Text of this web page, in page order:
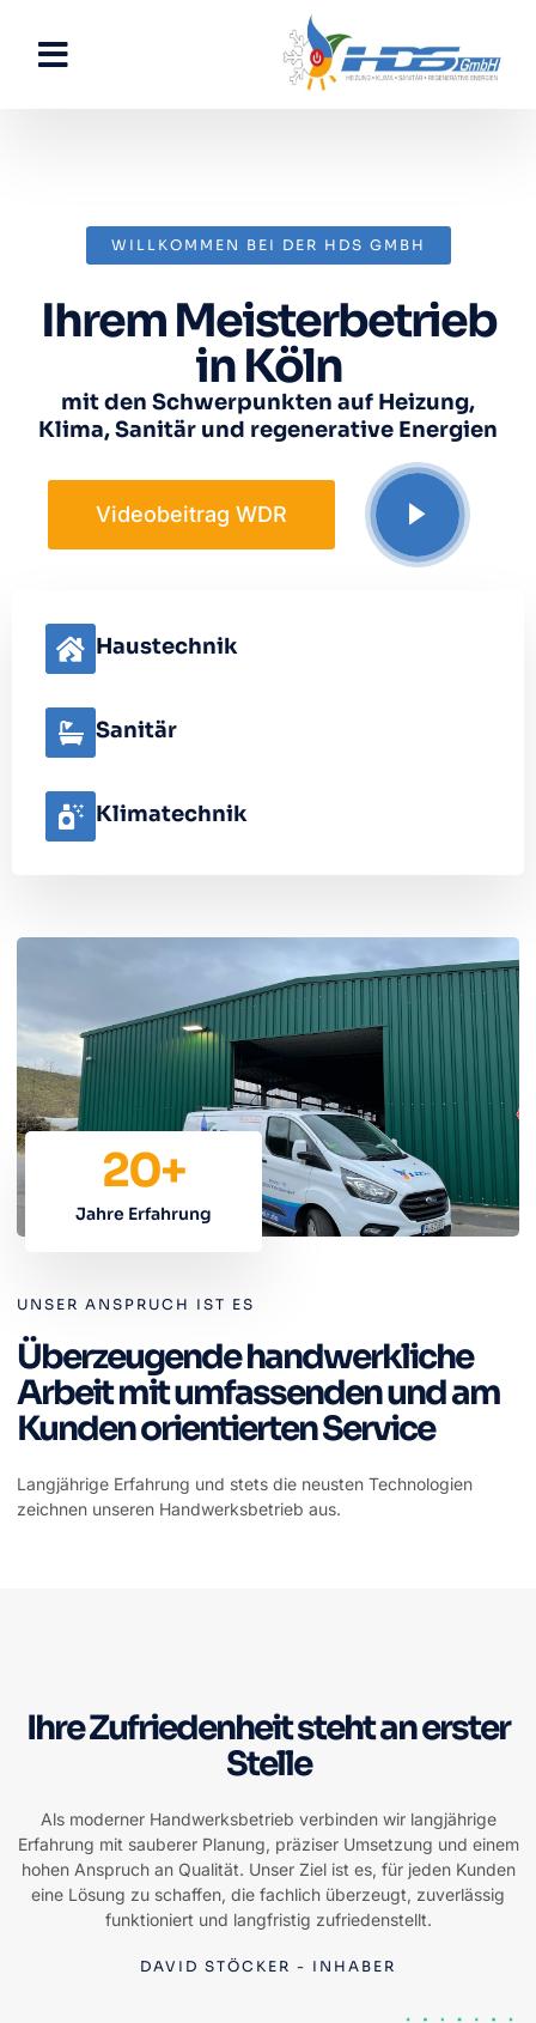
WILLKOMMEN BEI DER HDS GMBH
Ihrem Meister­betrieb
in Köln
mit den Schwerpunkten auf Heizung,
Klima, Sanitär und regenerative Energien
Videobeitrag WDR
Haustechnik
Sanitär
Klimatechnik
Jahre Erfahrung
20+
UNSER ANSPRUCH IST ES
Überzeugende handwerkliche
Arbeit mit umfassenden und am
Kunden orien­tierten Service
Langjährige Erfahrung und stets die neusten Technologien
zeichnen unseren Handwerksbetrieb aus.
Ihre Zufriedenheit steht an erster
Stelle
Als moderner Handwerksbetrieb verbinden wir langjährige
Erfahrung mit sauberer Planung, präziser Umsetzung und einem
hohen Anspruch an Qualität. Unser Ziel ist es, für jeden Kunden
eine Lösung zu schaffen, die fachlich überzeugt, zuverlässig
funktioniert und langfristig zufriedenstellt.
DAVID STÖCKER - INHABER